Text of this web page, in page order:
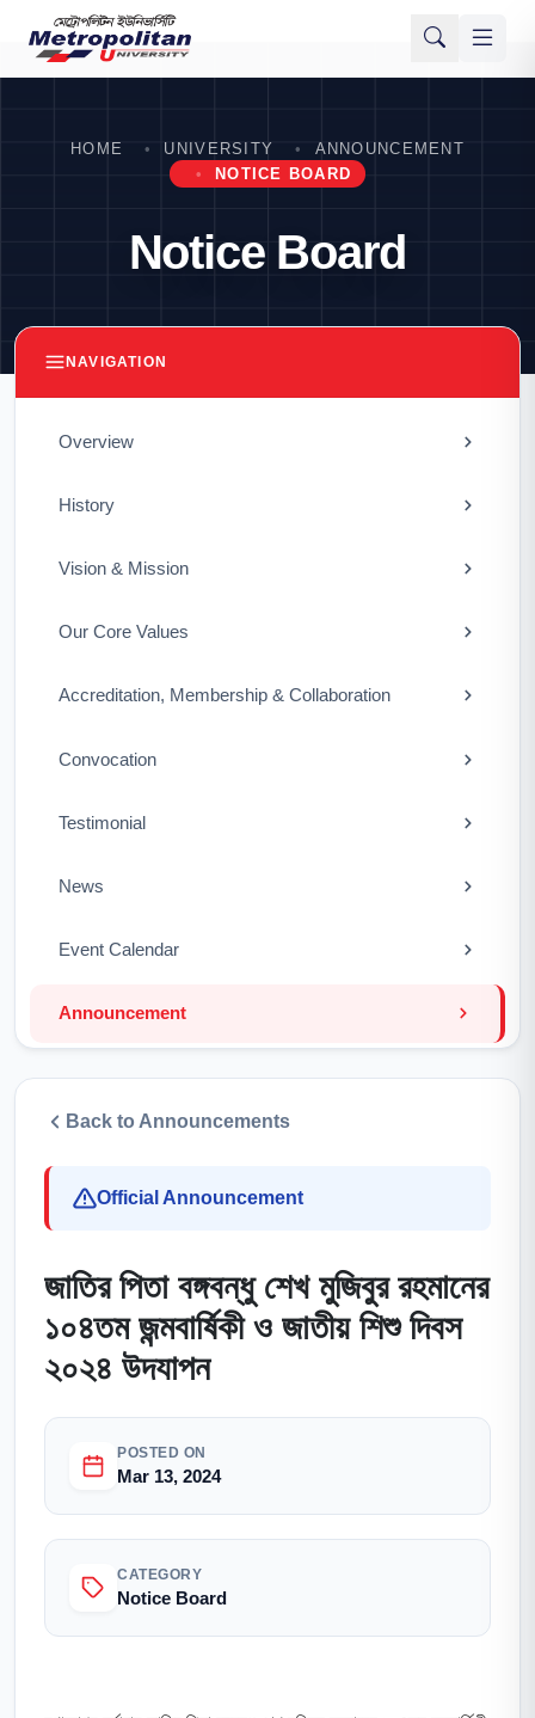
HOME UNIVERSITY
ANNOUNCEMENT
NOTICE BOARD
Notice Board
NAVIGATION
Overview
History
Vision & Mission
Our Core Values
Accreditation, Membership & Collaboration
Convocation
Testimonial
News
Event Calendar
Announcement
Back to Announcements
Official Announcement
জাতির পিতা বঙ্গবন্ধু শেখ মুজিবুর রহমানের
১০৪তম জন্মবার্ষিকী ও জাতীয় শিশু দিবস
২০২৪ উদযাপন
POSTED ON
Mar 13, 2024
CATEGORY
Notice Board